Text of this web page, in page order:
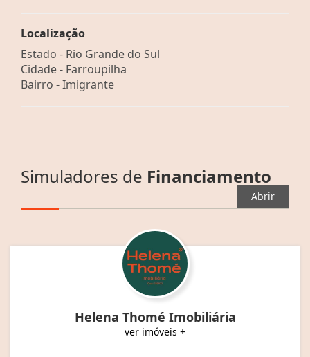
Localização
Estado - Rio Grande do Sul
Cidade - Farroupilha
Bairro -Imigrante
Simuladores de Financiamento
Abrir
Helena Thomé Imobiliária
ver imóveis +